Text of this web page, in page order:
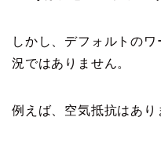
しかし、デフォルトの
況ではありません。
例えば、空気抵抗はあり